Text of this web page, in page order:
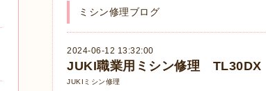
ミシン修理ブログ
2024-06-12 13:32:00
JUKI職業用ミシン修理 TL30DX
JUKIミシン修理